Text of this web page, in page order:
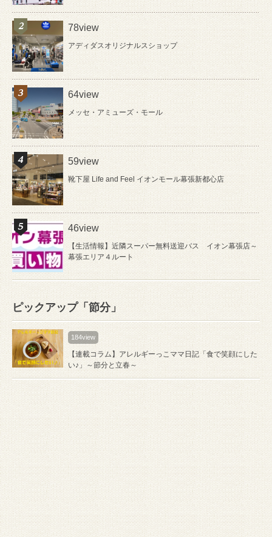
78view
アディダスオリジナルスショップ
64view
メッセ・アミューズ・モール
59view
靴下屋 Life and Feel イオンモール幕張新都心店
46view
【生活情報】近隣スーパー無料送迎バス イオン幕張店～
幕張エリア４ルート
ピックアップ「節分」
184view
【連載コラム】アレルギーっこママ日記「食で笑顔にした
い♪」～節分と立春～